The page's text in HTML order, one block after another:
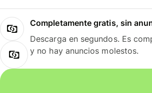
Completamente gratis, sin
Descarga en segundos. Es
y no hay anuncios molestos.